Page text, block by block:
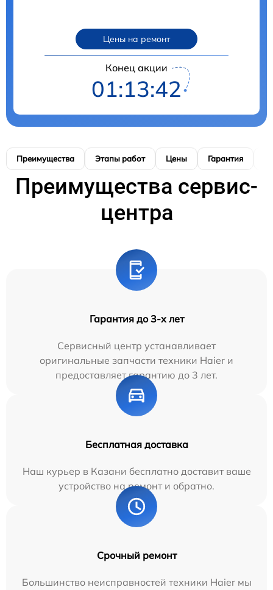
Цены на ремонт
Конец акции
01:13:41
Преимущества Этапы работ Цены Гарантия
Преимущества сервис-
центра
Гарантия до 3-х лет
Сервисный центр устанавливает
оригинальные запчасти техники Haier и
предоставляет гарантию до 3 лет.
Бесплатная доставка
Наш курьер в Казани бесплатно доставит ваше
устройство на ремонт и обратно.
Срочный ремонт
Большинство неисправностей техники Haier мы